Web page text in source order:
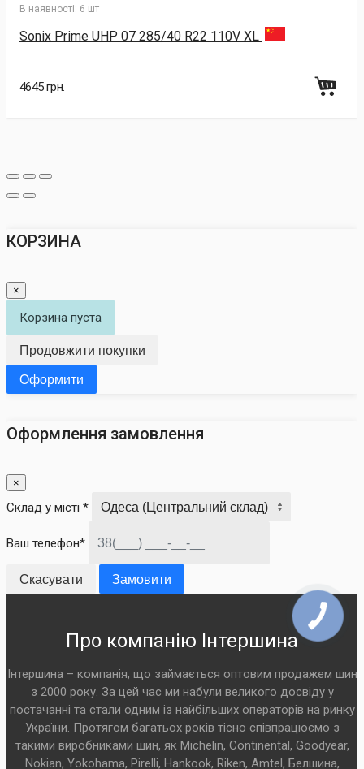
В наявності: 6 шт
Sonix Prime UHP 07 285/40 R22 110V XL
4645 грн.
КОРЗИНА
×
Корзина пуста
Продовжити покупки
Оформити
Оформлення замовлення
×
Склад у місті *
Ваш телефон*
Скасувати Замовити
Про компанію Інтершина
Інтершина – компанія, що займається оптовим продажем шин
з 2000 року. За цей час ми набули великого досвіду у
постачанні та стали одним із найбільших операторів на ринку
України. Протягом багатьох років тісно співпрацюємо з
такими виробниками шин, як Michelin, Continental, Goodyear,
Nokian, Yokohama, Pirelli, Hankook, Riken, Amtel, Белшина,